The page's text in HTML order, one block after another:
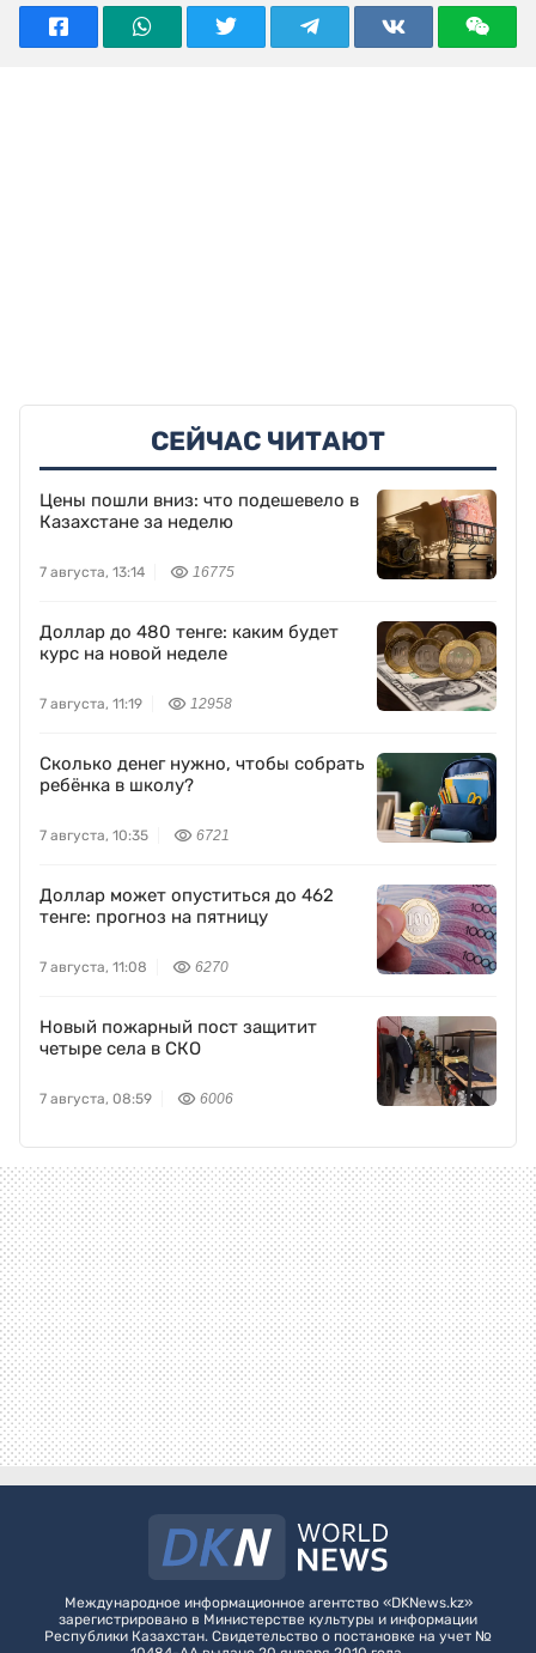
СЕЙЧАС ЧИТАЮТ
Цены пошли вниз: что подешевело в
Казахстане за неделю
7 августа, 13:14 16775
Доллар до 480 тенге: каким будет
курс на новой неделе
7 августа, 11:19 12958
Сколько денег нужно, чтобы собрать
ребёнка в школу?
7 августа, 10:35 6721
Доллар может опуститься до 462
тенге: прогноз на пятницу
7 августа, 11:08 6270
Новый пожарный пост защитит
четыре села в СКО
7 августа, 08:59 6006
Международное информационное агентство «DKNews.kz»
зарегистрировано в Министерстве культуры и информации
Республики Казахстан. Свидетельство о постановке на учет №